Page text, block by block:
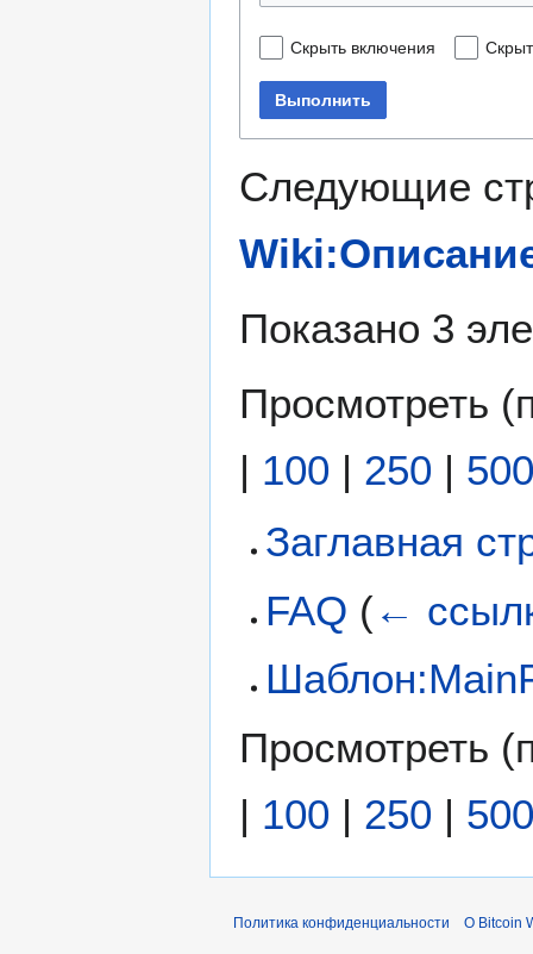
Скрыть включения
Выполнить
Следующие
Показано 3
Просмотреть (
| 100 | 250 | 500
Заглавная
FAQ (←
Просмотреть (
| 100 | 250 | 500
Политика конфиденциальности О Bitcoin